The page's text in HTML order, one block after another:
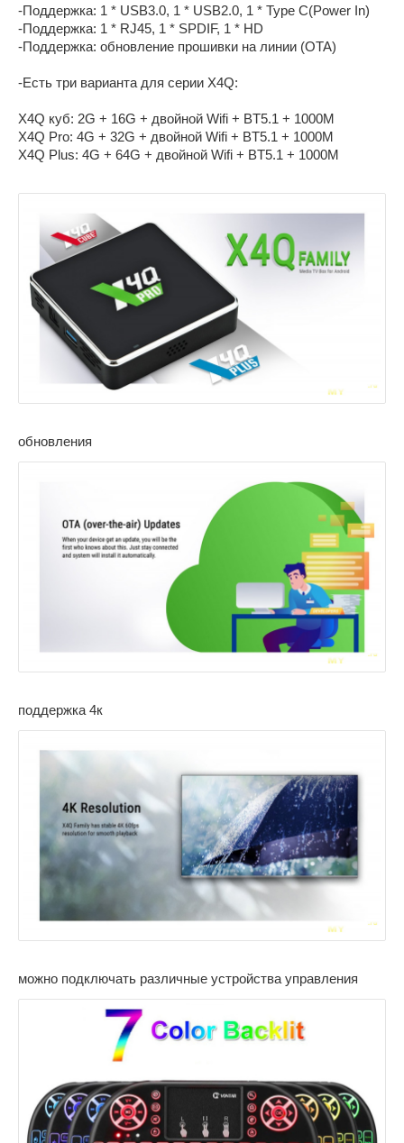
-Поддержка: 1 * USB3.0, 1 * USB2.0, 1 * Type C(Power In)
-Поддержка: 1 * RJ45, 1 * SPDIF, 1 * HD
-Поддержка: обновление прошивки на линии (OTA)
-Есть три варианта для серии X4Q:
X4Q куб: 2G + 16G + двойной Wifi + BT5.1 + 1000M
X4Q Pro: 4G + 32G + двойной Wifi + BT5.1 + 1000M
X4Q Plus: 4G + 64G + двойной Wifi + BT5.1 + 1000M
обновления
поддержка 4к
можно подключать различные устройства управления